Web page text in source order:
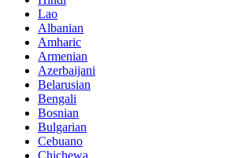
Lao
Albanian
Amharic
Armenian
Azerbaijani
Belarusian
Bengali
Bosnian
Bulgarian
Cebuano
Chichewa